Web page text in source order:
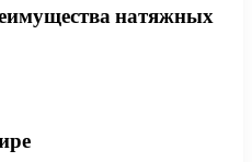
натяжных